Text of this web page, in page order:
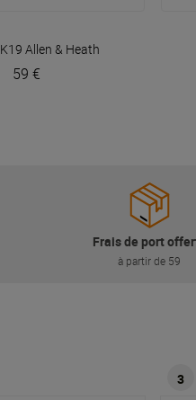
EN DÉTAIL
Allen & Heath
59 €
Frais de port
à partir de 59
3